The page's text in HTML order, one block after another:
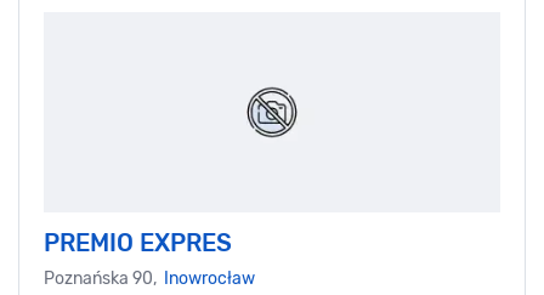
PREMIO EXPRES
Poznańska 90,
Inowrocław